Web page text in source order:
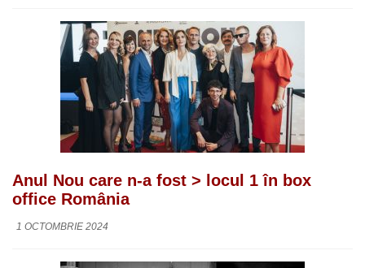
Anul Nou care n-a fost > locul 1 în box
office România
1 OCTOMBRIE 2024